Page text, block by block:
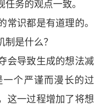
务的观点一致。
识都是有道理的。
是什么？
导致生成的想法减
个严谨而漫长的过
这一过程增加了将想